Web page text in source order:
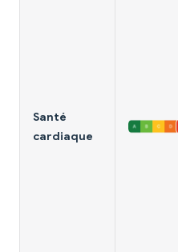
Santé
cardiaque